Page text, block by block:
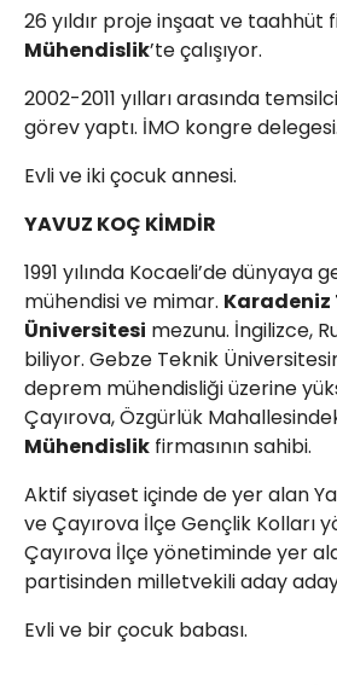
26 yıldır proje inşaat ve taahhüt
Mühendislik’te çalışıyor.
2002-2011 yılları arasında
görev yaptı. İMO kongre delegesi.
Evli ve iki çocuk annesi.
YAVUZ KOÇ KİMDİR
1991 yılında Kocaeli’de dünyaya
mühendisi ve mimar. Karadeniz
Üniversitesi mezunu. İngilizce,
biliyor. Gebze Teknik
deprem mühendisliği üzerine
Çayırova, Özgürlük
Mühendislik firmasının sahibi.
Aktif siyaset içinde de yer alan
ve Çayırova İlçe Gençlik Kolları
Çayırova İlçe yönetiminde yer
partisinden milletvekili aday
Evli ve bir çocuk babası.